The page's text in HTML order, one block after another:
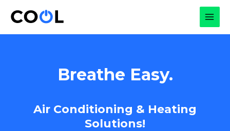
Breathe Easy.
Air Conditioning & Heating
Solutions!